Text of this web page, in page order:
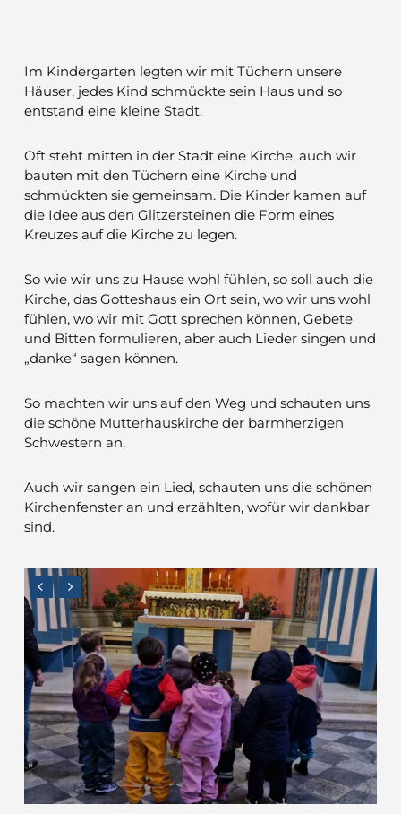
Im Kindergarten legten wir mit Tüchern unsere
Häuser, jedes Kind schmückte sein Haus und so
entstand eine kleine Stadt.
Oft steht mitten in der Stadt eine Kirche, auch wir
bauten mit den Tüchern eine Kirche und
schmückten sie gemeinsam. Die Kinder kamen auf
die Idee aus den Glitzersteinen die Form eines
Kreuzes auf die Kirche zu legen.
So wie wir uns zu Hause wohl fühlen, so soll auch die
Kirche, das Gotteshaus ein Ort sein, wo wir uns wohl
fühlen, wo wir mit Gott sprechen können, Gebete
und Bitten formulieren, aber auch Lieder singen und
„danke“ sagen können.
So machten wir uns auf den Weg und schauten uns
die schöne Mutterhauskirche der barmherzigen
Schwestern an.
Auch wir sangen ein Lied, schauten uns die schönen
Kirchenfenster an und erzählten, wofür wir dankbar
sind.